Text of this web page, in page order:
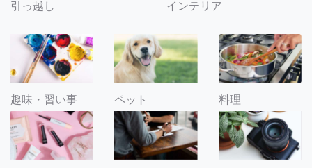
引っ越し インテリア
趣味・習い事 ペット 料理